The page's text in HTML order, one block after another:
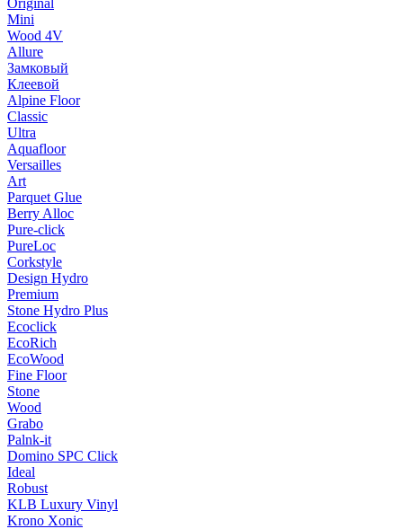
Original
Mini
Wood 4V
Allure
Замковый
Клеевой
Alpine Floor
Classic
Ultra
Aquafloor
Versailles
Art
Parquet Glue
Berry Alloc
Pure-click
PureLoc
Corkstyle
Design Hydro
Premium
Stone Hydro Plus
Ecoclick
EcoRich
EcoWood
Fine Floor
Stone
Wood
Grabo
Palnk-it
Domino SPC Click
Ideal
Robust
KLB Luxury Vinyl
Krono Xonic